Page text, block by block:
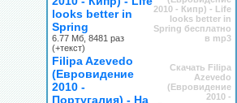
looks better in
Spring
6.77 Мб, 8481 раз
(+текст)
2010 - Кипр) - Life
looks better in
Spring бесплатно
в mp3
Filipa Azevedo
(Евровидение
2010 -
Португалия) - Ha
Скачать Filipa
Azevedo
(Евровидение
2010 -